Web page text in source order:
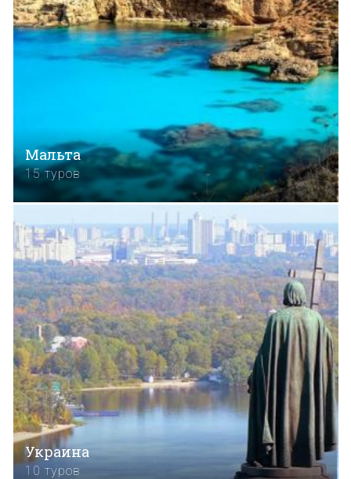
Мальта
15 туров
Украина
10 туров